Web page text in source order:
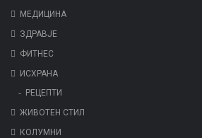
МЕДИЦИНА
ЗДРАВЈЕ
ФИТНЕС
ИСХРАНА
РЕЦЕПТИ
ЖИВОТЕН СТИЛ
КОЛУМНИ